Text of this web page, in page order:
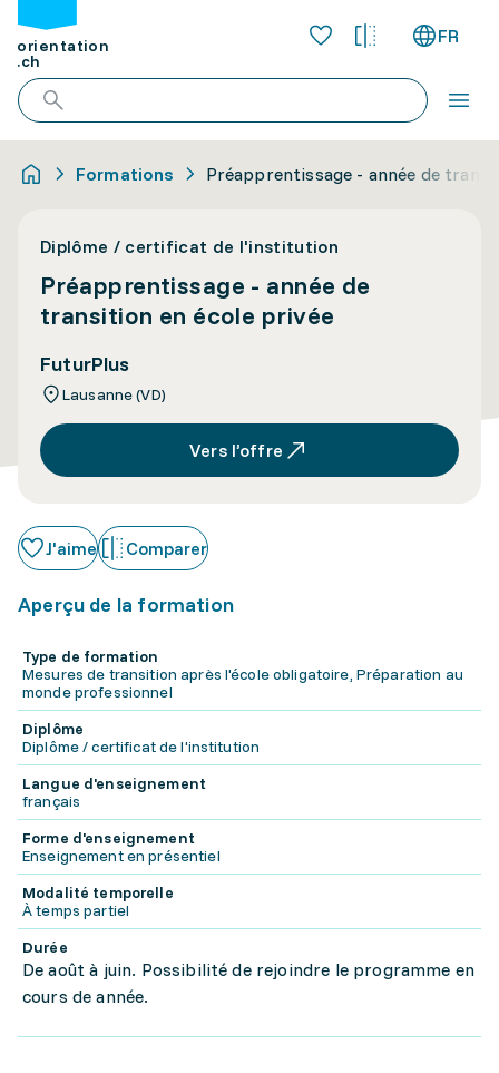
orientation
.ch
FR
Formations Préapprentissage - année de
Diplôme / certificat de l'institution
Préapprentissage - année de
transition en école privée
FuturPlus
Lausanne (VD)
Vers l’offre
J'aime Comparer
Aperçu de la formation
Type de formation
Mesures de transition après l'école obligatoire, Préparation au
monde professionnel
Diplôme
Diplôme / certificat de l'institution
Langue d'enseignement
français
Forme d'enseignement
Enseignement en présentiel
Modalité temporelle
À temps partiel
Durée
De août à juin. Possibilité de rejoindre le programme en
cours de année.